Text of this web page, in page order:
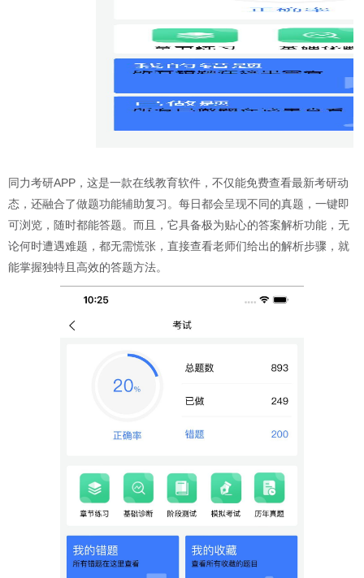
同力考研APP，这是一款在线教育软件，不仅能免费查看最新考研动
态，还融合了做题功能辅助复习。每日都会呈现不同的真题，一键即
可浏览，随时都能答题。而且，它具备极为贴心的答案解析功能，无
论何时遭遇难题，都无需慌张，直接查看老师们给出的解析步骤，就
能掌握独特且高效的答题方法。